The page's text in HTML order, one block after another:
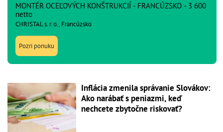
MONTÉR OCEĽOVÝCH KONŠTRUKCIÍ - FRANCÚZSKO - 3 600
netto
CHRISTAL s. r. o., Francúzsko
Pozri ponuku
Inflácia zmenila správanie Slovákov:
Ako narábať s peniazmi, keď
nechcete zbytočne riskovať?